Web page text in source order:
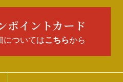
ポイントカード
についてはこちらから